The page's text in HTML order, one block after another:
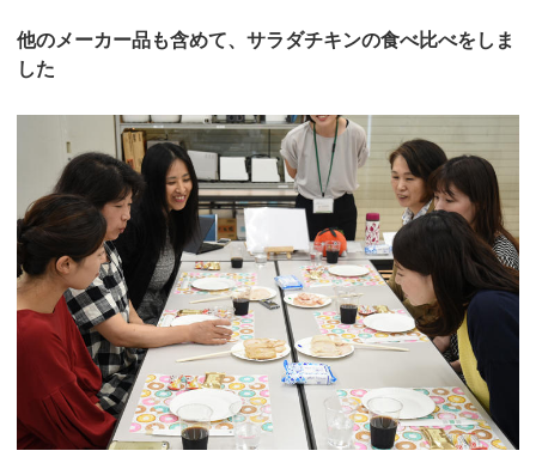
他のメーカー品も含めて、サラダチキンの食べ比べをしま
した